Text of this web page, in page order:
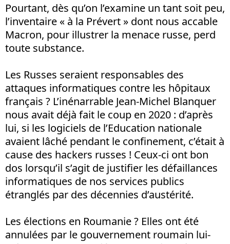
Pourtant, dès qu’on l’examine un tant soit peu,
l’inventaire « à la Prévert » dont nous accable
Macron, pour illustrer la menace russe, perd
toute substance.
Les Russes seraient responsables des
attaques informatiques contre les hôpitaux
français ? L’inénarrable Jean-Michel Blanquer
nous avait déjà fait le coup en 2020 : d’après
lui, si les logiciels de l’Education nationale
avaient lâché pendant le confinement, c’était à
cause des hackers russes ! Ceux-ci ont bon
dos lorsqu’il s’agit de justifier les défaillances
informatiques de nos services publics
étranglés par des décennies d’austérité.
Les élections en Roumanie ? Elles ont été
annulées par le gouvernement roumain lui-